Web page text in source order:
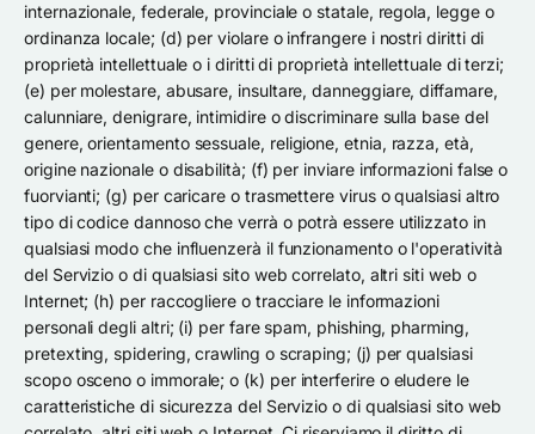
internazionale, federale, provinciale o statale, regola, legge o
ordinanza locale; (d) per violare o infrangere i nostri diritti di
proprietà intellettuale o i diritti di proprietà intellettuale di terzi;
(e) per molestare, abusare, insultare, danneggiare, diffamare,
calunniare, denigrare, intimidire o discriminare sulla base del
genere, orientamento sessuale, religione, etnia, razza, età,
origine nazionale o disabilità; (f) per inviare informazioni false o
fuorvianti; (g) per caricare o trasmettere virus o qualsiasi altro
tipo di codice dannoso che verrà o potrà essere utilizzato in
qualsiasi modo che influenzerà il funzionamento o l'operatività
del Servizio o di qualsiasi sito web correlato, altri siti web o
Internet; (h) per raccogliere o tracciare le informazioni
personali degli altri; (i) per fare spam, phishing, pharming,
pretexting, spidering, crawling o scraping; (j) per qualsiasi
scopo osceno o immorale; o (k) per interferire o eludere le
caratteristiche di sicurezza del Servizio o di qualsiasi sito web